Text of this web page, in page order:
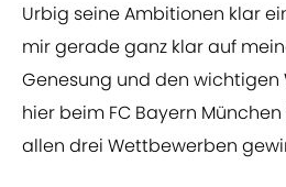
Urbig seine Ambitionen klar
mir gerade ganz klar auf
Genesung und den wichtigen
hier beim FC Bayern
allen drei Wettbewerben